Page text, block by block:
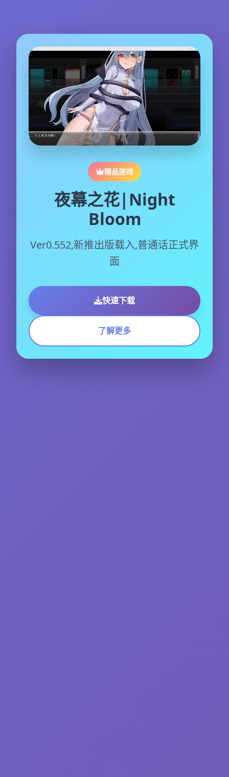
精品游戏
夜幕之花|Night
Bloom
Ver0.552,新推出版载入,普通话正式界
面
快速下载
了解更多